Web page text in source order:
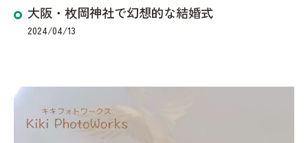
大阪・枚岡神社で幻想的な結婚式
2024/04/13